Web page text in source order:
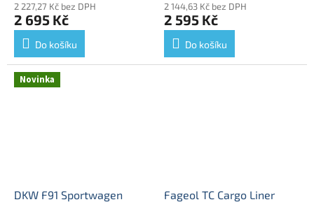
2 227,27 Kč bez DPH
2 695 Kč
Do košíku
2 144,63 Kč bez DPH
2 595 Kč
Do košíku
Novinka
DKW F91 Sportwagen
Fageol TC Cargo Liner